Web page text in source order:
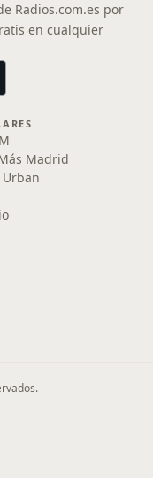
Radios.com.es por
en cualquier
Madrid
Urban